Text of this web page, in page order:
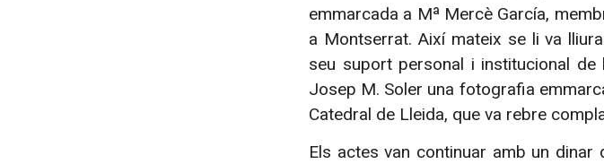
emmarcada a Mª Mercè García,
a Montserrat. Així mateix se li va
seu suport personal i institucional
Josep M. Soler una fotografia
Catedral de Lleida, que va rebre
Els actes van continuar amb un